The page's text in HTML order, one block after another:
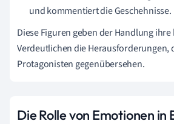
und kommentiert die Geschehnisse.
Diese Figuren geben der Handlung
Verdeutlichen die Herausforderungen,
Protagonisten gegenübersehen.
Die Rolle von Emotionen in